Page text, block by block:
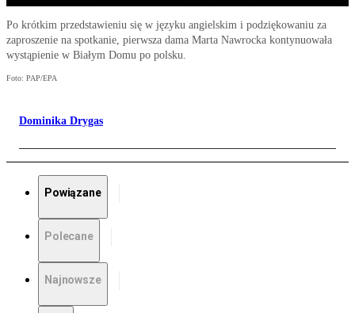
Po krótkim przedstawieniu się w języku angielskim i podziękowaniu za
zaproszenie na spotkanie, pierwsza dama Marta Nawrocka kontynuowała
wystąpienie w Białym Domu po polsku.
Foto: PAP/EPA
Dominika Drygas
Powiązane
Polecane
Najnowsze